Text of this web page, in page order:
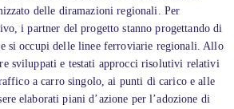
delle diramazioni regionali. Per
i partner del progetto stanno progettando di
si occupi delle linee ferroviarie regionali. Allo
sviluppati e testati approcci risolutivi relativi
a carro singolo, ai punti di carico e alle
elaborati piani d’azione per l’adozione di